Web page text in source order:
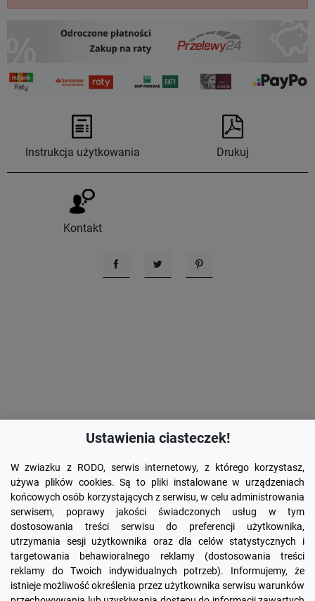
Instrukcja użytkowania Drukuj
Kontakt
UdostępnijTweetujPinterest
FacebookYouTubePinterest
Ustawienia ciasteczek!
W zwiazku z RODO, serwis internetowy, z którego korzystasz,
używa plików cookies. Są to pliki instalowane w urządzeniach
końcowych osób korzystających z serwisu, w celu administrowania
serwisem, poprawy jakości świadczonych usług w tym
dostosowania treści serwisu do preferencji użytkownika,
utrzymania sesji użytkownika oraz dla celów statystycznych i
targetowania behawioralnego reklamy (dostosowania treści
reklamy do Twoich indywidualnych potrzeb). Informujemy, że
istnieje możliwość określenia przez użytkownika serwisu warunków